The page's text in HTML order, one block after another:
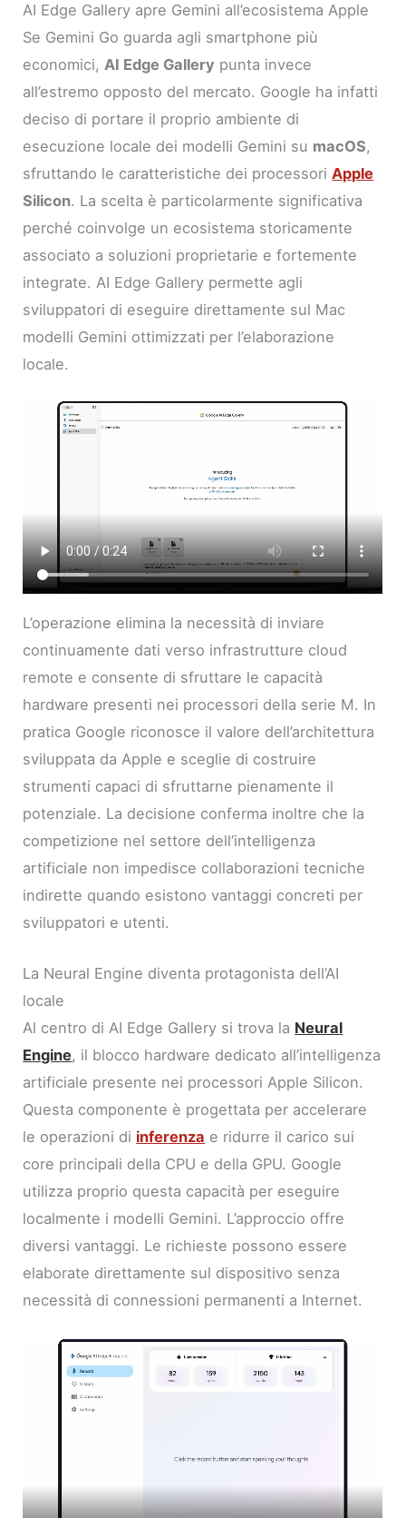
AI Edge Gallery apre Gemini all’ecosistema Apple
Se Gemini Go guarda agli smartphone più
economici,AI Edge Gallery punta invece
all’estremo opposto del mercato. Google ha infatti
deciso di portare il proprio ambiente di
esecuzione locale dei modelli Gemini su macOS,
sfruttando le caratteristiche dei processoriApple
Silicon. La scelta è particolarmente significativa
perché coinvolge un ecosistema storicamente
associato a soluzioni proprietarie e fortemente
integrate. AI Edge Gallery permette agli
sviluppatori di eseguire direttamente sul Mac
modelli Gemini ottimizzati per l’elaborazione
locale.
L’operazione elimina la necessità di inviare
continuamente dati verso infrastrutture cloud
remote e consente di sfruttare le capacità
hardware presenti nei processori della serie M. In
pratica Google riconosce il valore dell’architettura
sviluppata da Apple e sceglie di costruire
strumenti capaci di sfruttarne pienamente il
potenziale. La decisione conferma inoltre che la
competizione nel settore dell’intelligenza
artificiale non impedisce collaborazioni tecniche
indirette quando esistono vantaggi concreti per
sviluppatori e utenti.
La Neural Engine diventa protagonista dell’AI
locale
Al centro di AI Edge Gallery si trova la Neural
Engine, il blocco hardware dedicato all’intelligenza
artificiale presente nei processori Apple Silicon.
Questa componente è progettata per accelerare
le operazioni di inferenza e ridurre il carico sui
core principali della CPU e della GPU. Google
utilizza proprio questa capacità per eseguire
localmente i modelli Gemini. L’approccio offre
diversi vantaggi. Le richieste possono essere
elaborate direttamente sul dispositivo senza
necessità di connessioni permanenti a Internet.